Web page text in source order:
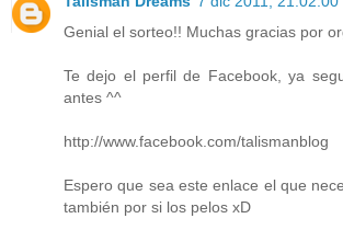
Genial el sorteo!! Muchas gracias por
Te dejo el perfil de Facebook, ya
antes ^^
http://www.facebook.com/talismanblog
Espero que sea este enlace el que
también por si los pelos xD